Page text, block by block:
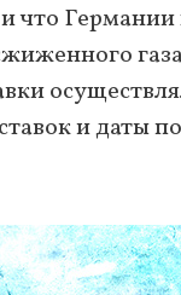
что
и даты